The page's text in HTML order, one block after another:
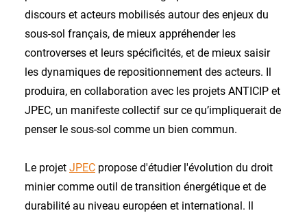
discours et acteurs mobilisés autour des enjeux du
sous-sol français, de mieux appréhender les
controverses et leurs spécificités, et de mieux saisir
les dynamiques de repositionnement des acteurs. Il
produira, en collaboration avec les projets ANTICIP et
JPEC, un manifeste collectif sur ce qu’impliquerait de
penser le sous-sol comme un bien commun.
Le projet JPEC propose d'étudier l'évolution du droit
minier comme outil de transition énergétique et de
durabilité au niveau européen et international. Il